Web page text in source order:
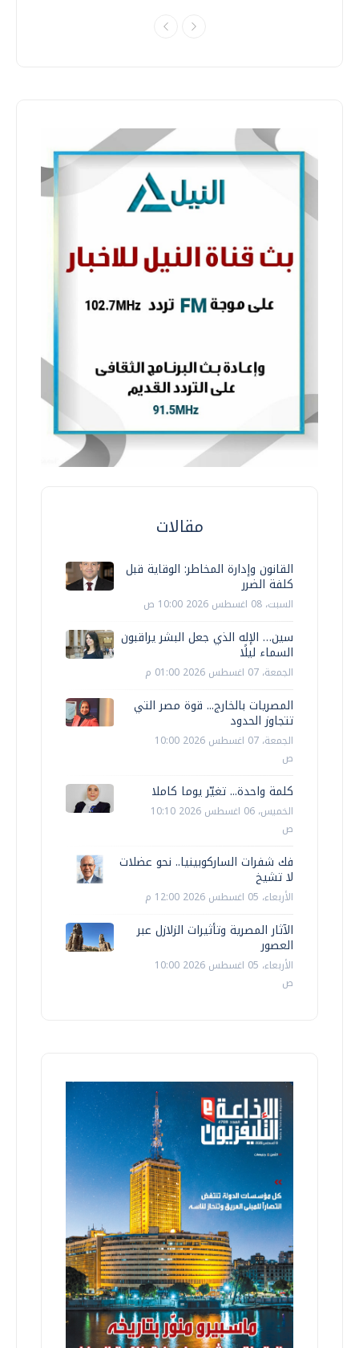
مقالات
القانون وإدارة المخاطر: الوقاية قبل
كلفة الضرر
السبت، 08 اغسطس 2026 10:00 ص
سين… الإله الذي جعل البشر يراقبون
السماء ليلًا
الجمعة، 07 اغسطس 2026 01:00 م
المصريات بالخارج... قوة مصر التي
تتجاوز الحدود
الجمعة، 07 اغسطس 2026 10:00
ص
كلمة واحدة... تغيّر يوما كاملا
الخميس، 06 اغسطس 2026 10:10
ص
فك شفرات الساركوبينيا.. نحو عضلات
لا تشيخ
الأربعاء، 05 اغسطس 2026 12:00 م
الآثار المصرية وتأثيرات الزلازل عبر
العصور
الأربعاء، 05 اغسطس 2026 10:00
ص